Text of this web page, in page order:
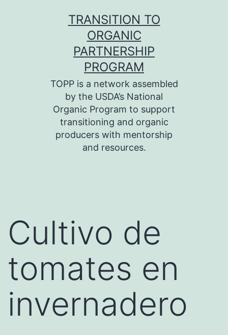
TRANSITION TO
ORGANIC
PARTNERSHIP
PROGRAM
TOPP is a network assembled
by the USDA’s National
Organic Program to support
transitioning and organic
producers with mentorship
and resources.
Cultivo de
tomates en
invernadero